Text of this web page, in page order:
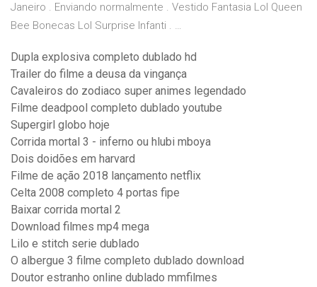
Janeiro . Enviando normalmente . Vestido Fantasia Lol Queen
Bee Bonecas Lol Surprise Infanti . …
Dupla explosiva completo dublado hd
Trailer do filme a deusa da vingança
Cavaleiros do zodiaco super animes legendado
Filme deadpool completo dublado youtube
Supergirl globo hoje
Corrida mortal 3 - inferno ou hlubi mboya
Dois doidões em harvard
Filme de ação 2018 lançamento netflix
Celta 2008 completo 4 portas fipe
Baixar corrida mortal 2
Download filmes mp4 mega
Lilo e stitch serie dublado
O albergue 3 filme completo dublado download
Doutor estranho online dublado mmfilmes